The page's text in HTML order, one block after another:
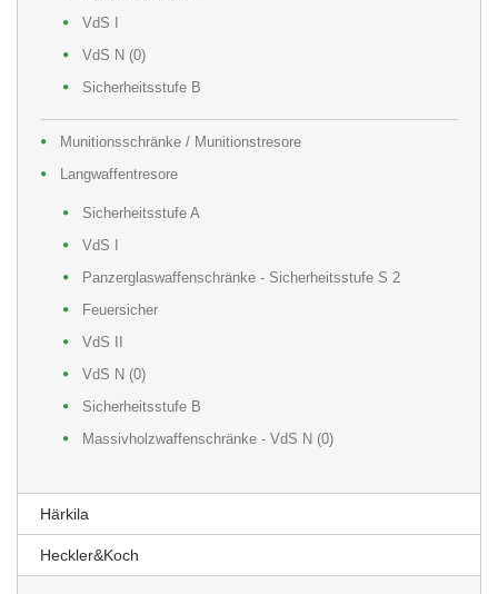
VdS I
VdS N (0)
Sicherheitsstufe B
Munitionsschränke / Munitionstresore
Langwaffentresore
Sicherheitsstufe A
VdS I
Panzerglaswaffenschränke - Sicherheitsstufe S 2
Feuersicher
VdS II
VdS N (0)
Sicherheitsstufe B
Massivholzwaffenschränke - VdS N (0)
Härkila
Heckler&Koch